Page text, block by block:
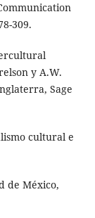
309.
y A.W.
Sage
cultural e
de México,